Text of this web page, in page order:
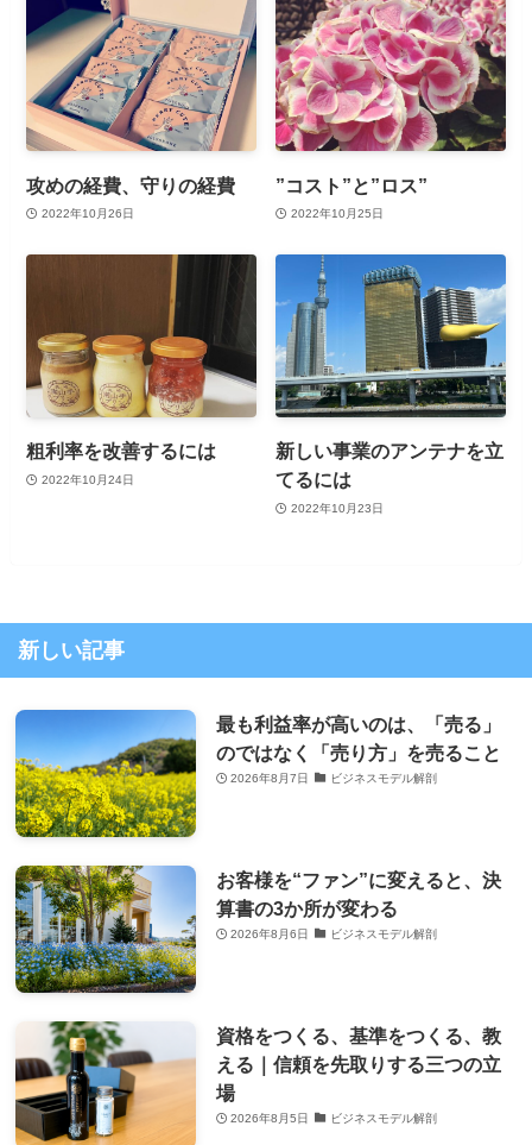
攻めの経費、守りの経費
2022年10月26日
”コスト”と”ロス”
2022年10月25日
粗利率を改善するには
2022年10月24日
新しい事業のアンテナを立
てるには
2022年10月23日
新しい記事
最も利益率が高いのは、「売る」
のではなく「売り方」を売ること
2026年8月7日 ビジネスモデル解剖
お客様を“ファン”に変えると、決
算書の3か所が変わる
2026年8月6日 ビジネスモデル解剖
資格をつくる、基準をつくる、教
える｜信頼を先取りする三つの立
場
2026年8月5日 ビジネスモデル解剖